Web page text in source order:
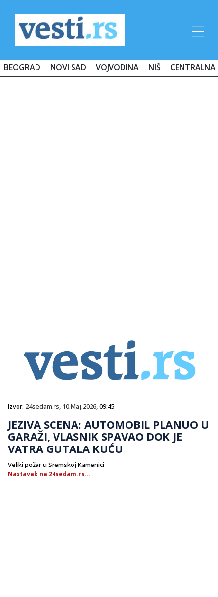
BEOGRAD NOVI SAD VOJVODINA NIŠ CENTRALNA
Izvor: 24sedam.rs, 10.Maj.2026, 09:45
JEZIVA SCENA: AUTOMOBIL PLANUO U
GARAŽI, VLASNIK SPAVAO DOK JE
VATRA GUTALA KUĆU
Veliki požar u Sremskoj Kamenici
Nastavak na 24sedam.rs...